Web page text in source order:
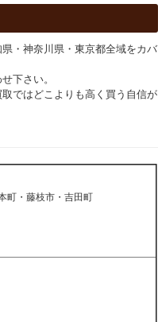
・神奈川県・東京都全域をカバ
下さい。
ではどこよりも高く買う自信が
町・藤枝市・吉田町